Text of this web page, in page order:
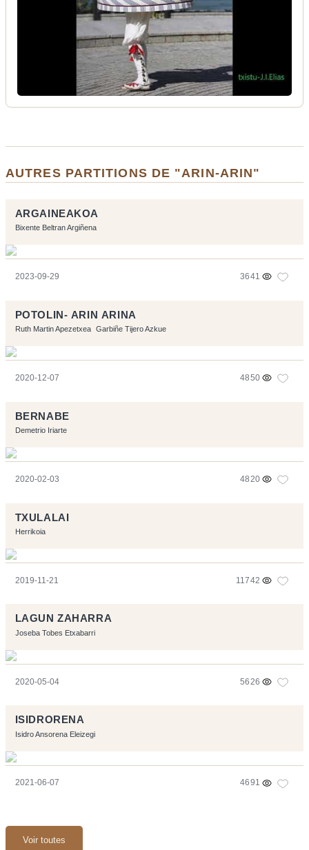
AUTRES PARTITIONS DE "ARIN-ARIN"
ARGAINEAKOA
Bixente Beltran Argiñena
2023-09-29 3641
POTOLIN- ARIN ARINA
Ruth Martin Apezetxea Garbiñe Tijero Azkue
2020-12-07 4850
BERNABE
Demetrio Iriarte
2020-02-03 4820
TXULALAI
Herrikoia
2019-11-21 11742
LAGUN ZAHARRA
Joseba Tobes Etxabarri
2020-05-04 5626
ISIDRORENA
Isidro Ansorena Eleizegi
2021-06-07 4691
Voir toutes